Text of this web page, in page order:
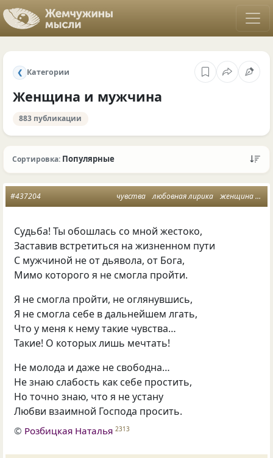
❮ Категории
Женщина и мужчина
883 публикации
Сортировка: Популярные
чувства любовная лирика женщина и мужчина
#437204
Судьба! Ты обошлась со мной жестоко,
Заставив встретиться на жизненном пути
С мужчиной не от дьявола, от Бога,
Мимо которого я не смогла пройти.
Я не смогла пройти, не оглянувшись,
Я не смогла себе в дальнейшем лгать,
Что у меня к нему такие чувства…
Такие! О которых лишь мечтать!
Не молода и даже не свободна…
Не знаю слабость как себе простить,
Но точно знаю, что я не устану
Любви взаимной Господа просить.
© Розбицкая Наталья 2313